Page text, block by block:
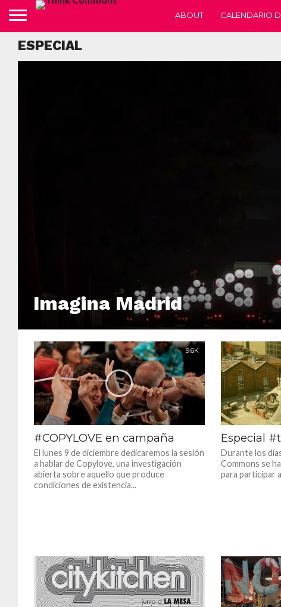
ABOUT CALENDARIO
ESPECIAL
Imagina Madrid
9.6K
#COPYLOVE en campaña
El lunes 9 de diciembre dedicaremos la sesión
a hablar de Copylove, una investigación
abierta sobre aquello que produce
condiciones de existencia...
Especial
Durante los
Commons se
para participar
4.9K 1